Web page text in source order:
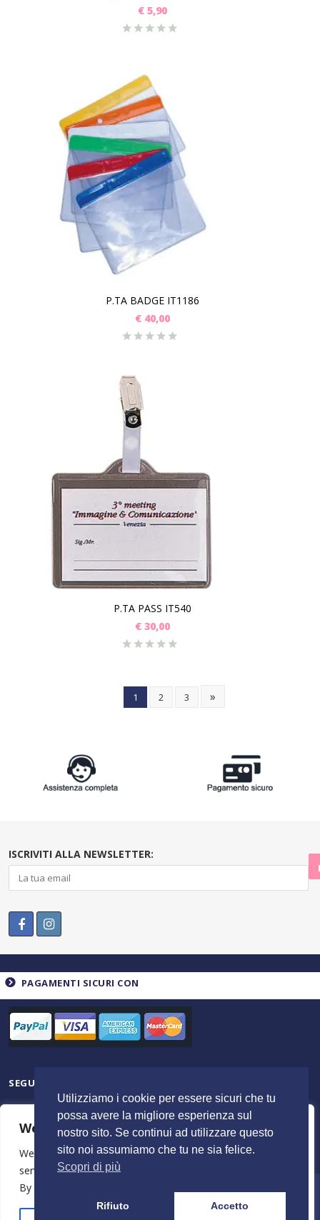
We value your privacy
We use cookies to enhance your browsing experience,
serve personalised ads or content, and analyse our traffic.
By clicking "Accept All", you consent to our use of cookies.
€ 5,90
P.TA BADGE IT1186
€ 40,00
P.TA PASS IT540
€ 30,00
1 2 3 »
ISCRIVITI ALLA NEWSLETTER:
PAGAMENTI SICURI CON
SEGUICI SU
© 2023 ItalyShoppers - P.I 02720720602 | Credit byMimosaBlu
Utilizziamo i cookie per essere sicuri che tu
possa avere la migliore esperienza sul
nostro sito. Se continui ad utilizzare questo
sito noi assumiamo che tu ne sia felice.
Scopri di più
Rifiuto Accetto